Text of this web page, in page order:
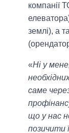
компанії
землі), а
«Ні у
саме
що у нас
позичити